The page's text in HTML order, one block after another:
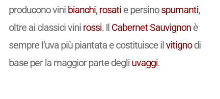
producono vini bianchi, rosatie persinospumanti,
oltre ai classici vini rossi. Il CabernetSauvignonè
sempre l’uva più piantata e costituisce ilvitignodi
base per la maggior parte degli uvaggi.